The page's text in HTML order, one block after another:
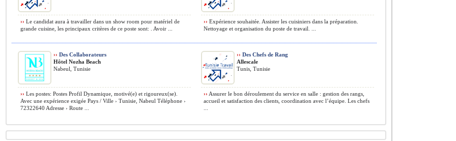
›› Le candidat aura à travailler dans un show room pour matériel de
grande cuisine, les principaux critères de ce poste sont: . Avoir ...
›› Expérience souhaitée. Assister les cuisiniers dans la préparation.
Nettoyage et organisation du poste de travail. ...
›› Des Collaborateurs
Hôtel Nozha Beach
Nabeul, Tunisie
›› Les postes: Postes Profil Dynamique, motivé(e) et rigoureux(se).
Avec une expérience exigée Pays / Ville › Tunisie, Nabeul Téléphone ›
72322640 Adresse › Route ...
›› Des Chefs de Rang
Allescale
Tunis, Tunisie
›› Assurer le bon déroulement du service en salle : gestion des rangs,
accueil et satisfaction des clients, coordination avec l’équipe. Les chefs